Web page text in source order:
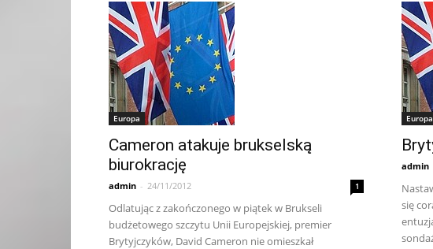
Europa
Cameron atakuje brukselską
biurokrację
admin - 24/11/2012 1
Odlatując z zakończonego w piątek w Brukseli
budżetowego szczytu Unii Europejskiej, premier
Brytyjczyków, David Cameron nie omieszkał
Europa
admin
się